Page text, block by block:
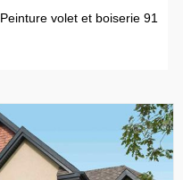
Peinture volet et boiserie 91